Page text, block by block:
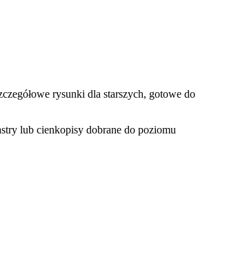
rysunki dla starszych, gotowe do
lub cienkopisy dobrane do poziomu